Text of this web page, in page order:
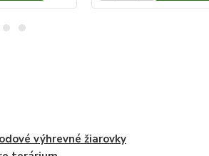
výhrevné žiarovky